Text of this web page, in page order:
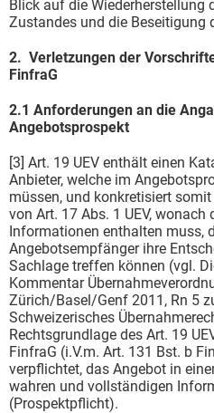
Blick auf die Wiederherstellung
Zustandes und die Beseitigung
2. Verletzungen der
FinfraG
2.1 Anforderungen an die
Angebotsprospekt
[3] Art. 19 UEV enthält einen
Anbieter, welche im
müssen, und konkretisiert
von Art. 17 Abs. 1 UEV,
Informationen enthalten muss,
Angebotsempfänger ihre
Sachlage treffen können (vgl.
Kommentar
Zürich/Basel/Genf 2011, Rn 5
Schweizerisches
Rechtsgrundlage des Art. 19
FinfraG (i.V.m. Art. 131 Bst. b
verpflichtet, das Angebot in
wahren und vollständigen
(Prospektpflicht).